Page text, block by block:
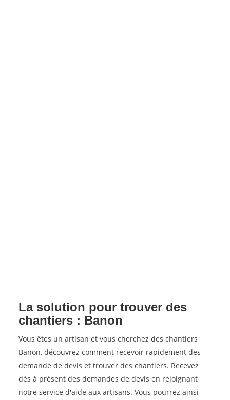
La solution pour trouver des
chantiers : Banon
Vous êtes un artisan et vous cherchez des chantiers
Banon, découvrez comment recevoir rapidement des
demande de devis et trouver des chantiers. Recevez
dès à présent des demandes de devis en rejoignant
notre service d'aide aux artisans. Vous pourrez ainsi